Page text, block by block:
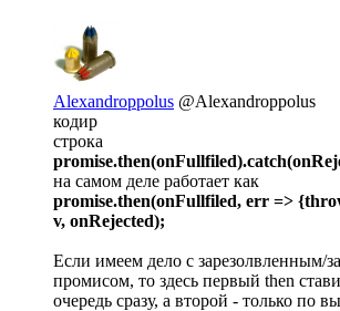
Alexandroppolus @Alexandroppolus
кодир
строка
на самом деле работает как
promise.then(onFullfiled, err =>
v, onRejected);
Если имеем дело с зарезолвленным/
промисом, то здесь первый then
очередь сразу, а второй - только по